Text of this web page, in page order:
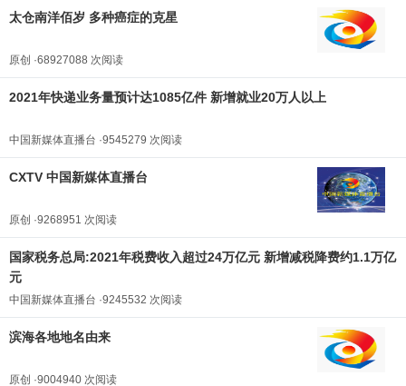
太仓南洋佰岁 多种癌症的克星
原创 ·68927088 次阅读
2021年快递业务量预计达1085亿件 新增就业20万人以上
中国新媒体直播台 ·9545279 次阅读
CXTV 中国新媒体直播台
原创 ·9268951 次阅读
国家税务总局:2021年税费收入超过24万亿元 新增减税降费约1.1万亿
元
中国新媒体直播台 ·9245532 次阅读
滨海各地地名由来
原创 ·9004940 次阅读